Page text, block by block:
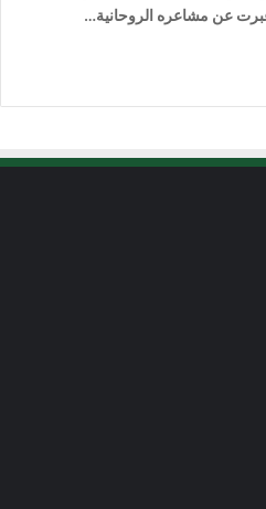
عن مشاعره الروحانية…